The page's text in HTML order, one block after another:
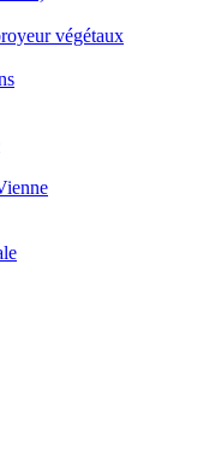
végétaux